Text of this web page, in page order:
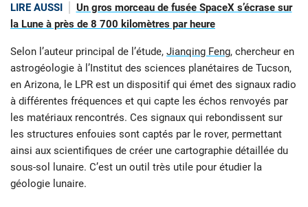
LIRE AUSSI
Un gros morceau de fusée SpaceX s’écrase sur
la Lune à près de 8 700 kilomètres par heure
Selon l’auteur principal de l’étude, Jianqing Feng, chercheur en
astrogéologie à l’Institut des sciences planétaires de Tucson,
en Arizona, le LPR est un dispositif qui émet des signaux radio
à différentes fréquences et qui capte les échos renvoyés par
les matériaux rencontrés. Ces signaux qui rebondissent sur
les structures enfouies sont captés par le rover, permettant
ainsi aux scientifiques de créer une cartographie détaillée du
sous-sol lunaire. C’est un outil très utile pour étudier la
géologie lunaire.